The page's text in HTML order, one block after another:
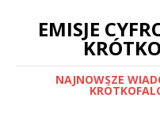
EMISJE
NAJNOWSZE